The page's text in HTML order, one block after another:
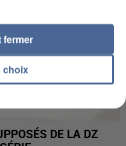
DE LA DZ
choix
fermer